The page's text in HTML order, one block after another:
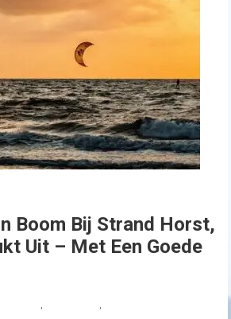
Boom Bij Strand Horst,
Uit – Met Een Goede
, ,